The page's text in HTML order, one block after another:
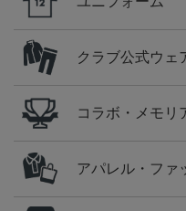
クラブ公式ウェ
コラボ・メモリ
アパレル・ファ